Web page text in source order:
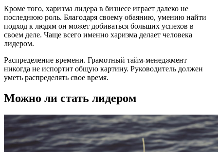
Кроме того, харизма лидера в бизнесе играет далеко не
последнюю роль. Благодаря своему обаянию, умению найти
подход к людям он может добиваться больших успехов в
своем деле. Чаще всего именно харизма делает человека
лидером.
Распределение времени. Грамотный тайм-менеджмент
никогда не испортит общую картину. Руководитель должен
уметь распределять свое время.
Можно ли стать лидером